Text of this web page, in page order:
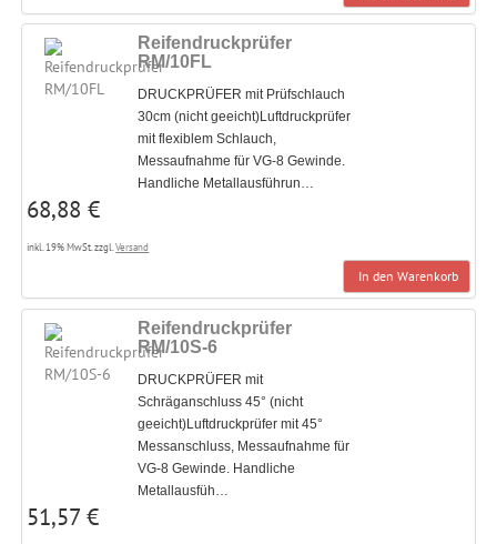
Reifendruckprüfer
RM/10FL
DRUCKPRÜFER mit Prüfschlauch
30cm (nicht geeicht)Luftdruckprüfer
mit flexiblem Schlauch,
Messaufnahme für VG-8 Gewinde.
Handliche Metallausführun…
68,88 €
inkl. 19% MwSt. zzgl.Versand
In den Warenkorb
Reifendruckprüfer
RM/10S-6
DRUCKPRÜFER mit
Schräganschluss 45° (nicht
geeicht)Luftdruckprüfer mit 45°
Messanschluss, Messaufnahme für
VG-8 Gewinde. Handliche
Metallausfüh…
51,57 €